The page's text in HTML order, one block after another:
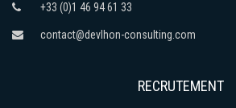
+33 (0)1 46 94 61 33
contact@devlhon-consulting.com
RECRUTEMENT